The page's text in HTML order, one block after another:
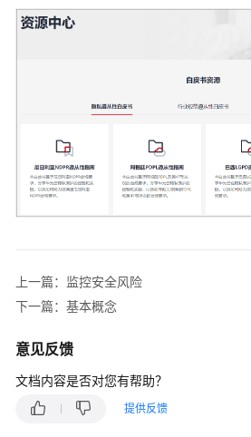
优
势
产
品
AOM
1.0
比
其
上一篇：监控安全风险
下一篇：基本概念
意见反馈
文档内容是否对您有帮助？
提供反馈